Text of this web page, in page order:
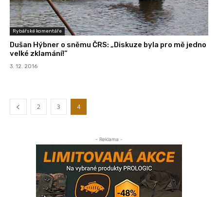
Rybářské komentáře
Dušan Hýbner o sněmu ČRS: „Diskuze byla pro mě jedno
velké zklamání!”
3. 12. 2016
2 3 4
- Reklama -